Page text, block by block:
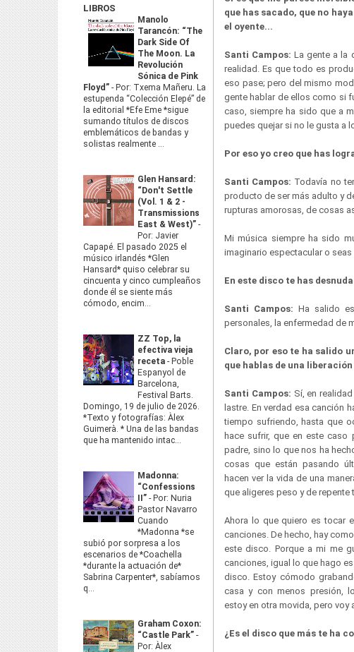
LIBROS
Manolo
Tarancón: “The
Dark Side Of
The Moon. La
Revolución
Sónica de Pink
Floyd” - Por: Txema Mañeru. La
estupenda “Colección Elepé” de
la editorial *Efe Eme *sigue
sumando títulos de discos
emblemáticos de bandas y
solistas realmente ...
Glen Hansard:
“Don't Settle
(Vol. 1 & 2 -
Transmissions
East & West)” -
Por: Javier
Capapé. El pasado 2025 el
músico irlandés *Glen
Hansard* quiso celebrar su
cincuenta y cinco cumpleaños
donde él se siente más
cómodo, encim...
ZZ Top, la
efectiva vieja
receta - Poble
Espanyol de
Barcelona,
Festival Barts.
Domingo, 19 de julio de 2026.
*Texto y fotografías: Àlex
Guimerà. * Una de las bandas
que ha mantenido intac...
Madonna:
“Confessions
II” - Por: Nuria
Pastor Navarro
Cuando
*Madonna *se
subió por sorpresa a los
escenarios de *Coachella
*durante la actuación de*
Sabrina Carpenter*, sabíamos
q...
Graham Coxon:
“Castle Park” -
Por: Àlex
que has sacado, que no
el oyente...
Santi Campos:La gente a la
realidad. Es que todo es
eso pase; pero del mismo
gente hablar de ellos como si
caso, siempre ha sido que a
puedes quejar si no le gusta a
Por eso yo creo que has
Santi Campos: Todavía no
producto de ser más adulto y
rupturas amorosas, de cosas
Mi música siempre ha sido
imaginario espectacular o seas
En este disco te has
Santi Campos:Ha salido
personales, la enfermedad de
Claro, por eso te ha salido
que hablas de una
Santi Campos: Sí, en
lastre. En verdad esa canción
tiempo sufriendo, hasta que
hace sufrir, que en este
padre, sino lo que nos ha
cosas que están pasando
hacen ver la vida de una
que aligeres peso y de repente
Ahora lo que quiero es tocar
canciones. De hecho, hay
este disco. Porque a mi me
canciones, igual lo que hago
disco. Estoy cómodo
casa y con menos presión,
estoy en otra movida, pero voy
¿Es el disco que más te ha